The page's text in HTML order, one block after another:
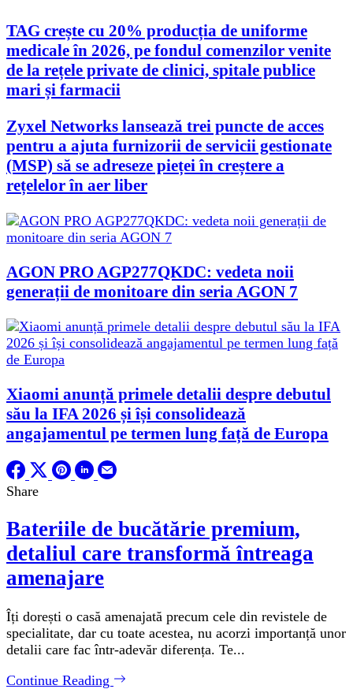
TAG crește cu 20% producția de uniforme
medicale în 2026, pe fondul comenzilor venite
de la rețele private de clinici, spitale publice
mari și farmacii
Zyxel Networks lansează trei puncte de acces
pentru a ajuta furnizorii de servicii gestionate
(MSP) să se adreseze pieței în creștere a
rețelelor în aer liber
AGON PRO AGP277QKDC: vedeta noii
generații de monitoare din seria AGON 7
Xiaomi anunță primele detalii despre debutul
său la IFA 2026 și își consolidează
angajamentul pe termen lung față de Europa
Share
Bateriile de bucătărie premium,
detaliul care transformă întreaga
amenajare
Îți dorești o casă amenajată precum cele din revistele de
specialitate, dar cu toate acestea, nu acorzi importanță unor
detalii care fac într-adevăr diferența. Te...
Continue Reading